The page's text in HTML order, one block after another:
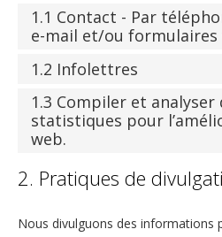
1.1 Contact - Par
e-mail et/ou formulaires
1.2 Infolettres
1.3 Compiler et analyser
statistiques pour
web.
2. Pratiques de
Nous divulguons des informations